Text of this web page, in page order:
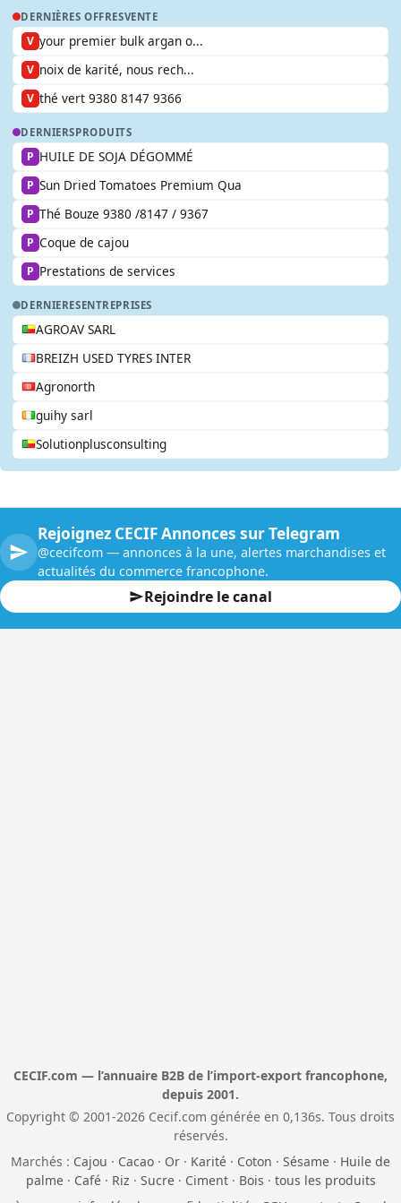
DERNIÈRES OFFRESVENTE
V your premier bulk argan o...
V noix de karité, nous rech...
V thé vert 9380 8147 9366
DERNIERSPRODUITS
P HUILE DE SOJA DÉGOMMÉ
P Sun Dried Tomatoes Premium Qua
P Thé Bouze 9380 /8147 / 9367
P Coque de cajou
P Prestations de services
DERNIERESENTREPRISES
AGROAV SARL
BREIZH USED TYRES INTER
Agronorth
guihy sarl
Solutionplusconsulting
Rejoignez CECIF Annonces sur Telegram
@cecifcom — annonces à la une, alertes marchandises et
actualités du commerce francophone.
Rejoindre le canal
CECIF.com — l’annuaire B2B de l’import-export francophone,
depuis 2001.
Copyright © 2001-2026 Cecif.com générée en 0,136s. Tous droits
réservés.
Marchés : Cajou · Cacao · Or · Karité · Coton · Sésame · Huile de
palme· Café· Riz · Sucre· Ciment· Bois · tous les produits